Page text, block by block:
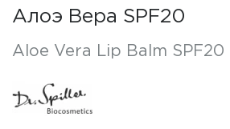
Алоэ Вера SPF20
Aloe Vera Lip Balm SPF20